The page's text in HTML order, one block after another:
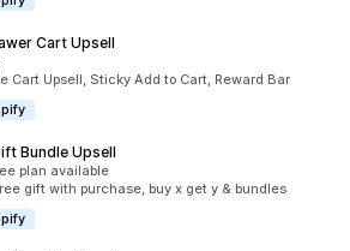
Cart Upsell
Cart Upsell, Sticky Add to Cart, Reward Bar
Bundle Upsell
plan available
gift with purchase, buy x get y & bundles